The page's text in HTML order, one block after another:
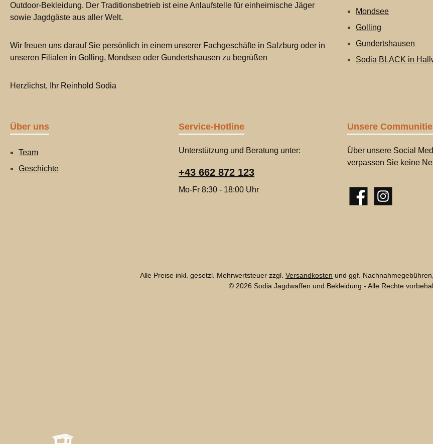
Outdoor-Bekleidung. Der Traditionsbetrieb ist eine Anlaufstelle für einheimische Jäger
sowie Jagdgäste aus aller Welt.
Wir freuen uns darauf Sie persönlich in einem unserer Fachgeschäfte in Salzburg oder in
unseren Filialen in Golling, Mondsee oder Gundertshausen zu begrüßen
Herzlichst, Ihr Reinhold Sodia
Mondsee
Golling
Gundertshausen
Sodia BLACK in
Über uns
Team
Geschichte
Service-Hotline
Unterstützung und Beratung unter:
+43 662 872 123
Mo-Fr 8:30 - 18:00 Uhr
Unsere
Über unsere Social
verpassen Sie keine
FacebookInstagram
Alle Preise inkl. gesetzl. Mehrwertsteuer zzgl. Versandkosten und ggf.
© 2026 Sodia Jagdwaffen und Bekleidung - Alle Rechte